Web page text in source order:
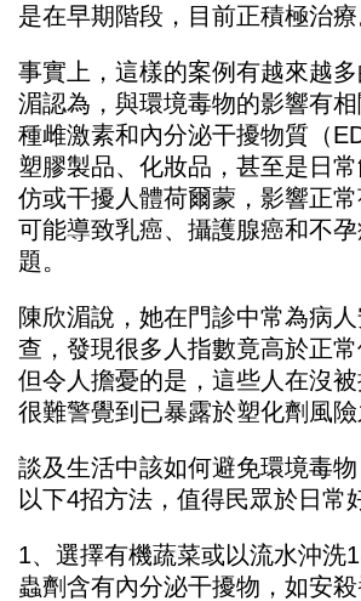
是在早期階段，目前正積極治療
事實上，這樣的案例有越來越
湄認為，與環境毒物的影響有
種雌激素和內分泌干擾物質（
塑膠製品、化妝品，甚至是日
仿或干擾人體荷爾蒙，影響正常
可能導致乳癌、攝護腺癌和不
題。
陳欣湄說，她在門診中常為病
查，發現很多人指數竟高於正常
但令人擔憂的是，這些人在沒
很難警覺到已暴露於塑化劑風險
談及生活中該如何避免環境毒
以下4招方法，值得民眾於日常
1、選擇有機蔬菜或以流水沖洗
蟲劑含有內分泌干擾物，如安